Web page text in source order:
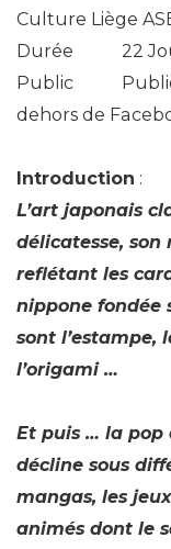
Culture Liège
Durée 22
Public Public
dehors de
Introduction :
L’art japonais
délicatesse,
reflétant les
nippone fondée
sont l’estampe,
l’origami …
Et puis … la pop
décline sous
mangas, les
animés dont le